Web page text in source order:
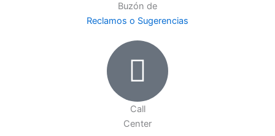
Buzón de
Reclamos o Sugerencias
Call
Center